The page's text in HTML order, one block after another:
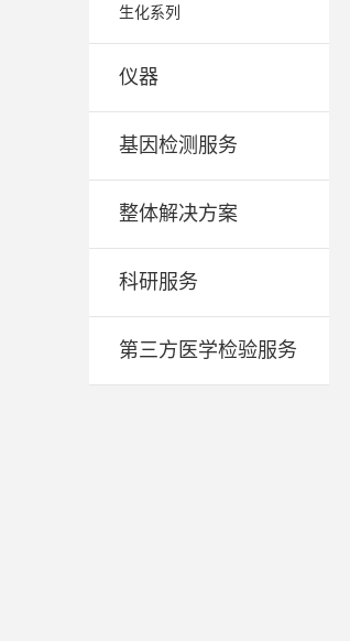
生化系列
仪器
基因检测服务
整体解决方案
科研服务
第三方医学检验服务